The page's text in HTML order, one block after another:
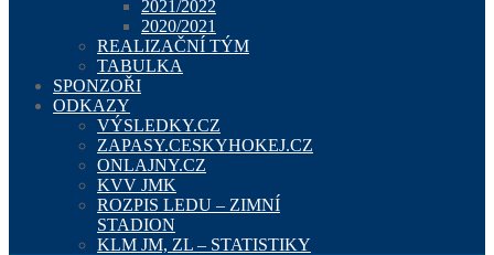
2021/2022
2020/2021
REALIZAČNÍ TÝM
TABULKA
SPONZOŘI
ODKAZY
VÝSLEDKY.CZ
ZAPASY.CESKYHOKEJ.CZ
ONLAJNY.CZ
KVV JMK
ROZPIS LEDU – ZIMNÍ
STADION
KLM JM, ZL – STATISTIKY